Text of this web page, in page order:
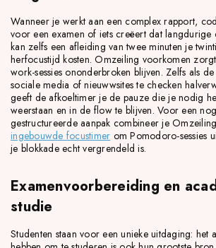
Wanneer je werkt aan een complex rapport,
voor een examen of iets creëert dat langdurige
kan zelfs een afleiding van twee minuten je
herfocustijd kosten. Omzeiling voorkomen
work-sessies ononderbroken blijven. Zelfs als
sociale media of nieuwwsites te checken
geeft de afkoeltimer je de pauze die je nodig
weerstaan en in de flow te blijven. Voor een
gestructureerde aanpak combineer je
ingebouwde focustimer om Pomodoro-sessies
je blokkade echt vergrendeld is.
Examenvoorbereiding en
studie
Studenten staan voor een unieke uitdaging: het